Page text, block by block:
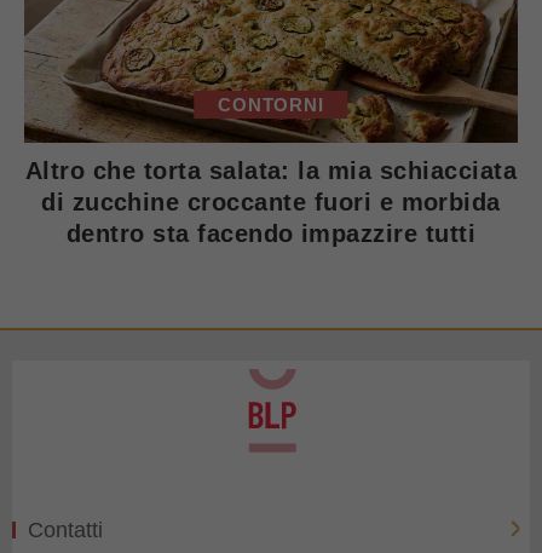
CONTORNI
Altro che torta salata: la mia schiacciata
di zucchine croccante fuori e morbida
dentro sta facendo impazzire tutti
Contatti